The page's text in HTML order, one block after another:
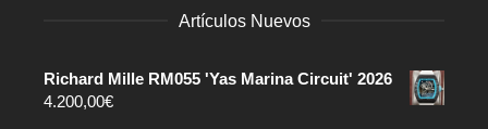
Artículos Nuevos
Richard Mille RM055 'Yas Marina Circuit' 2026
4.200,00€